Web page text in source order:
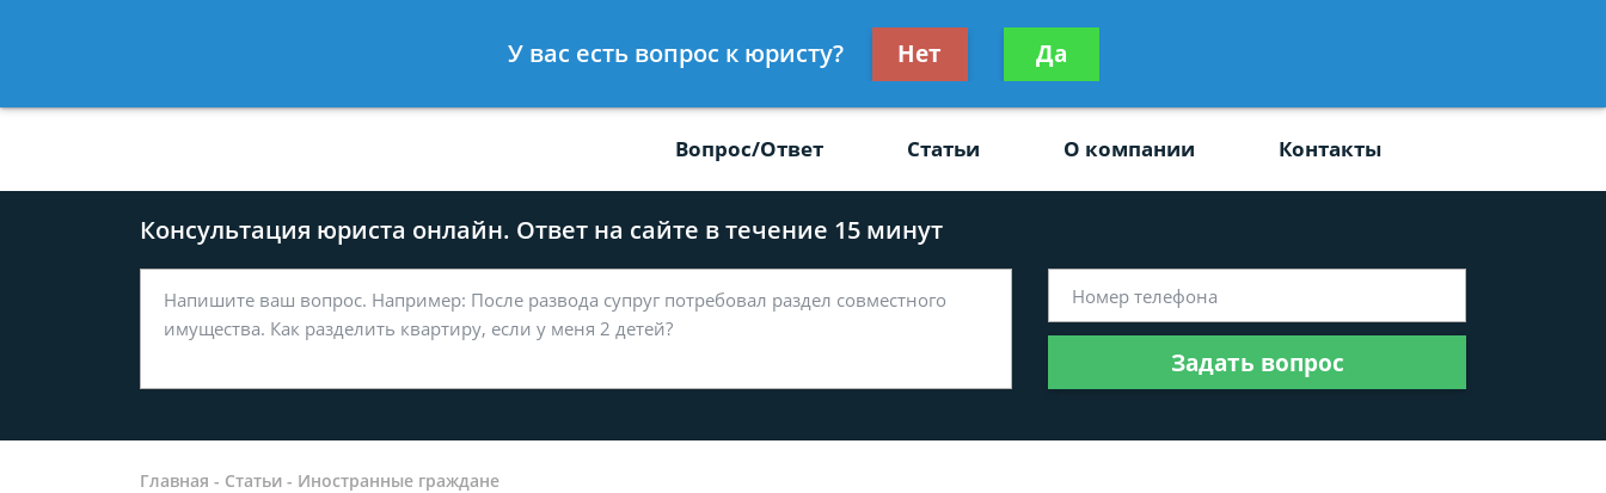
8 812 509-27-47
Получите консультацию
бесплатно
Вопрос/Ответ Статьи О компании Контакты
Консультация юриста онлайн. Ответ на сайте в течение 15 минут
Задать вопрос
Главная - Статьи - Иностранные граждане
У вас есть вопрос к юристу? Нет Да